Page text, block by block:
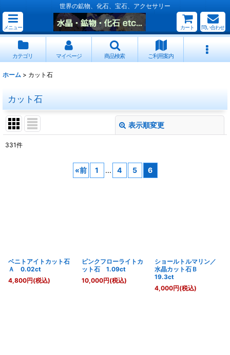
世界の鉱物、化石、宝石、アクセサリー
メニュー カート 問い合わせ
カテゴリ マイページ 商品検索 ご利用案内
ホーム > カット石
カット石
表示順変更
331件
«前 1 ... 4 5 6
ベニトアイトカット石
Ａ 0.02ct
4,800円(税込)
ピンクフローライトカ
ット石 1.09ct
10,000円(税込)
ショールトルマリン／
水晶カット石Ｂ
19.3ct
4,000円(税込)